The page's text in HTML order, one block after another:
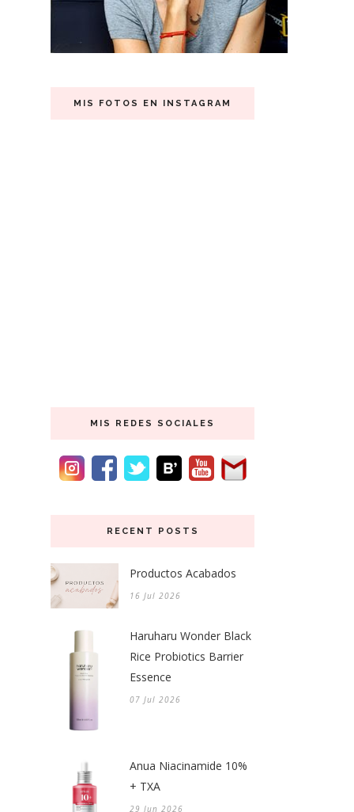
MIS FOTOS EN INSTAGRAM
MIS REDES SOCIALES
RECENT POSTS
Productos Acabados
16 Jul 2026
Haruharu Wonder Black
Rice Probiotics Barrier
Essence
07 Jul 2026
Anua Niacinamide 10%
+ TXA
29 Jun 2026